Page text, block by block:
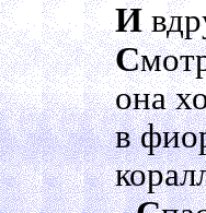
И
С
она
в